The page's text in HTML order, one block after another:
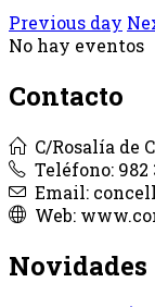
Previous day
No hay eventos
Contacto
C/Rosalía de
Teléfono: 982
Email:
Web:
Novidades